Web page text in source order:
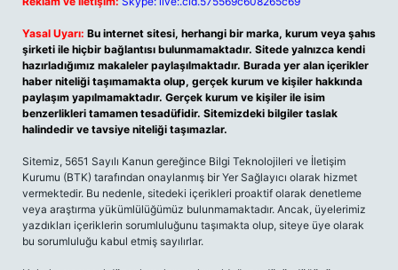
Yasal Uyarı: Bu internet sitesi, herhangi bir marka, kurum veya şahıs
şirketi ile hiçbir bağlantısı bulunmamaktadır. Sitede yalnızca kendi
hazırladığımız makaleler paylaşılmaktadır. Burada yer alan içerikler
haber niteliği taşımamakta olup, gerçek kurum ve kişiler hakkında
paylaşım yapılmamaktadır. Gerçek kurum ve kişiler ile isim
benzerlikleri tamamen tesadüfidir. Sitemizdeki bilgiler taslak
halindedir ve tavsiye niteliği taşımazlar.
Sitemiz, 5651 Sayılı Kanun gereğince Bilgi Teknolojileri ve İletişim
Kurumu (BTK) tarafından onaylanmış bir Yer Sağlayıcı olarak hizmet
vermektedir. Bu nedenle, sitedeki içerikleri proaktif olarak denetleme
veya araştırma yükümlülüğümüz bulunmamaktadır. Ancak, üyelerimiz
yazdıkları içeriklerin sorumluluğunu taşımakta olup, siteye üye olarak
bu sorumluluğu kabul etmiş sayılırlar.